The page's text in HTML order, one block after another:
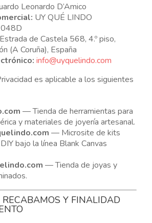
Leonardo D’Amico
UY QUÉ LINDO
Estrada de Castela 568, 4.º piso,
(A Coruña), España
info@uyquelindo.com
es aplicable a los siguientes
— Tienda de herramientas para
y materiales de joyería artesanal.
— Microsite de kits
bajo la línea Blank Canvas
— Tienda de joyas y
RECABAMOS Y FINALIDAD